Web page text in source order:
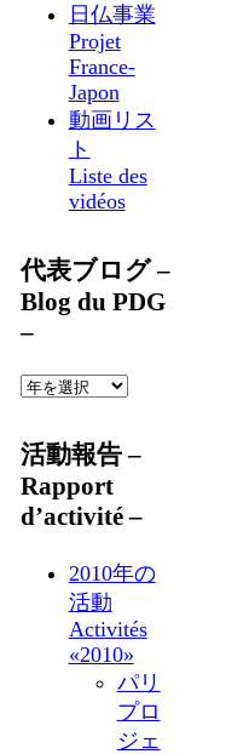
日仏事業
Projet
France-
Japon
動画リス
ト
Liste des
vidéos
代表ブログ –
Blog du PDG
–
活動報告 –
Rapport
d’activité –
2010年の
活動
Activités
«2010»
パリ
プロ
ジェ